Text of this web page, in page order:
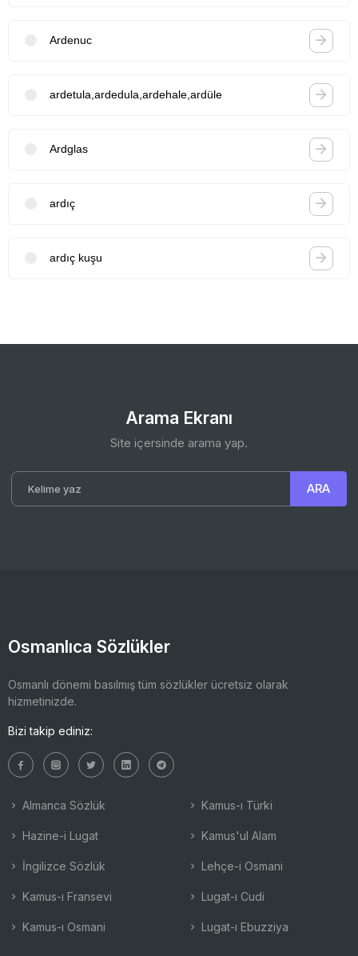
Ardenuc
ardetula,ardedula,ardehale,ardüle
Ardglas
ardıç
ardıç kuşu
Arama Ekranı
Site içersinde arama yap.
Osmanlıca Sözlükler
Osmanlı dönemi basılmış tüm sözlükler ücretsiz olarak
hizmetinizde.
Bizi takip ediniz:
Almanca Sözlük
Hazine-i Lugat
İngilizce Sözlük
Kamus-ı Fransevi
Kamus-ı Osmani
Kamus-ı Türki
Kamus'ul Alam
Lehçe-i Osmani
Lugat-ı Cudi
Lugat-ı Ebuzziya